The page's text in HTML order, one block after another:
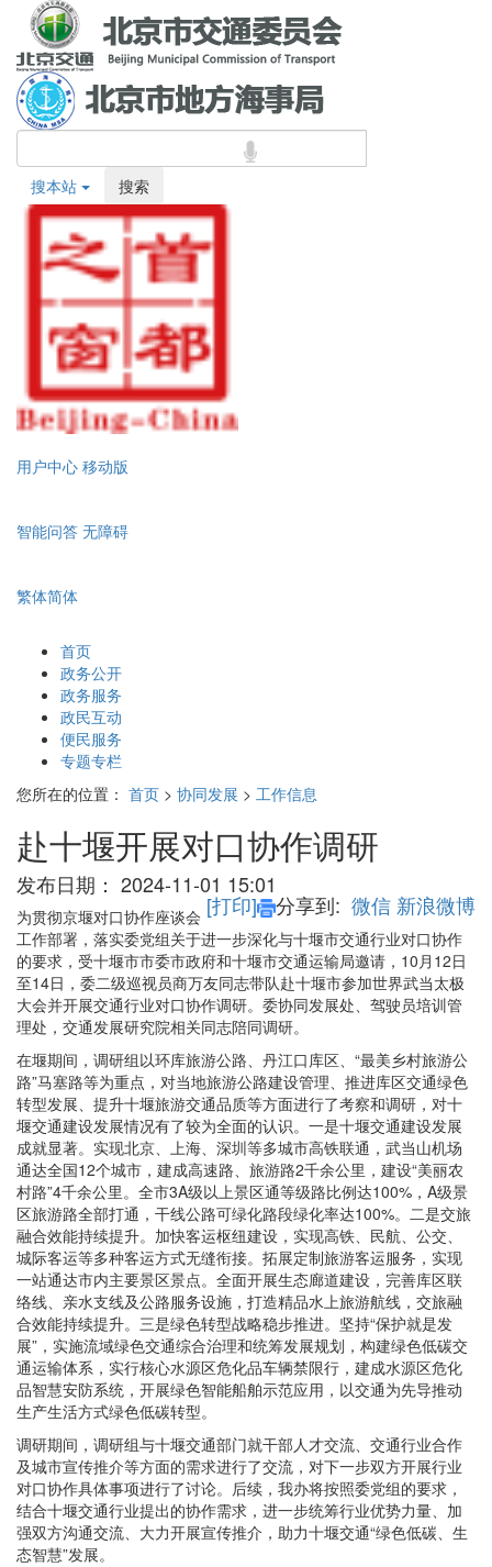
搜本站 搜索
用户中心 移动版
智能问答 无障碍
繁体简体
首页
政务公开
政务服务
政民互动
便民服务
专题专栏
您所在的位置： 首页 > 协同发展 > 工作信息
赴十堰开展对口协作调研
发布日期： 2024-11-01 15:01
[打印] 分享到: 微信 新浪微博
为贯彻京堰对口协作座谈会
工作部署，落实委党组关于进一步深化与十堰市交通行业对口协作
的要求，受十堰市市委市政府和十堰市交通运输局邀请，10月12日
至14日，委二级巡视员商万友同志带队赴十堰市参加世界武当太极
大会并开展交通行业对口协作调研。委协同发展处、驾驶员培训管
理处，交通发展研究院相关同志陪同调研。
在堰期间，调研组以环库旅游公路、丹江口库区、“最美乡村旅游公
路”马塞路等为重点，对当地旅游公路建设管理、推进库区交通绿色
转型发展、提升十堰旅游交通品质等方面进行了考察和调研，对十
堰交通建设发展情况有了较为全面的认识。一是十堰交通建设发展
成就显著。实现北京、上海、深圳等多城市高铁联通，武当山机场
通达全国12个城市，建成高速路、旅游路2千余公里，建设“美丽农
村路”4千余公里。全市3A级以上景区通等级路比例达100%，A级景
区旅游路全部打通，干线公路可绿化路段绿化率达100%。二是交旅
融合效能持续提升。加快客运枢纽建设，实现高铁、民航、公交、
城际客运等多种客运方式无缝衔接。拓展定制旅游客运服务，实现
一站通达市内主要景区景点。全面开展生态廊道建设，完善库区联
络线、亲水支线及公路服务设施，打造精品水上旅游航线，交旅融
合效能持续提升。三是绿色转型战略稳步推进。坚持“保护就是发
展”，实施流域绿色交通综合治理和统筹发展规划，构建绿色低碳交
通运输体系，实行核心水源区危化品车辆禁限行，建成水源区危化
品智慧安防系统，开展绿色智能船舶示范应用，以交通为先导推动
生产生活方式绿色低碳转型。
调研期间，调研组与十堰交通部门就干部人才交流、交通行业合作
及城市宣传推介等方面的需求进行了交流，对下一步双方开展行业
对口协作具体事项进行了讨论。后续，我办将按照委党组的要求，
结合十堰交通行业提出的协作需求，进一步统筹行业优势力量、加
强双方沟通交流、大力开展宣传推介，助力十堰交通“绿色低碳、生
态智慧”发展。